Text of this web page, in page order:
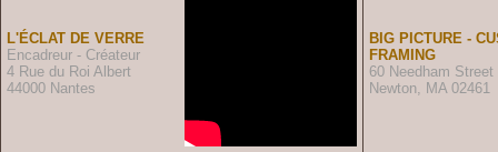
L'ÉCLAT DE VERRE
Encadreur - Créateur
4 Rue du Roi Albert
44000 Nantes
BIG PICTURE -
FRAMING
60 Needham Street
Newton, MA 02461